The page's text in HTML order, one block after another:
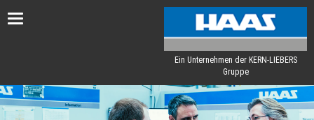
Toggle
Ein Unternehmen der KERN-LIEBERS
Gruppe